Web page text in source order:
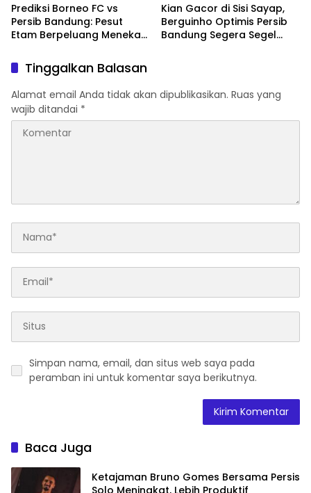
Prediksi Borneo FC vs
Persib Bandung: Pesut
Etam Berpeluang Menekan
Kian Gacor di Sisi Sayap,
Berguinho Optimis Persib
Bandung Segera Segel
Tinggalkan Balasan
Alamat email Anda tidak akan dipublikasikan. Ruas yang
wajib ditandai *
Simpan nama, email, dan situs web saya pada
peramban ini untuk komentar saya berikutnya.
Baca Juga
Ketajaman Bruno Gomes Bersama Persis